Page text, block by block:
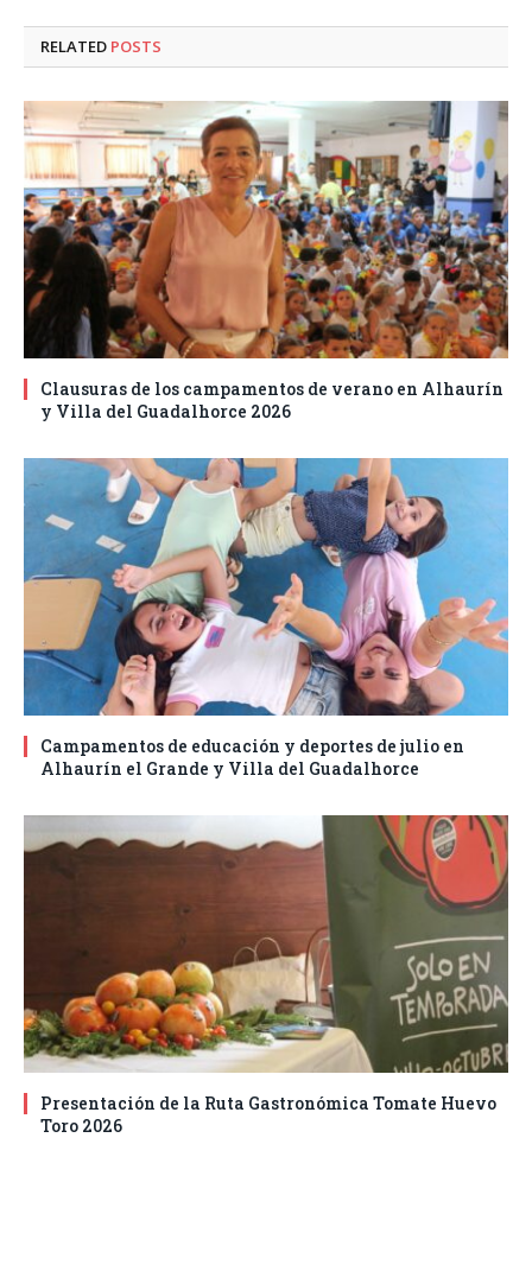
RELATED POSTS
Clausuras de los campamentos de verano en Alhaurín
y Villa del Guadalhorce 2026
Campamentos de educación y deportes de julio en
Alhaurín el Grande y Villa del Guadalhorce
Presentación de la Ruta Gastronómica Tomate Huevo
Toro 2026